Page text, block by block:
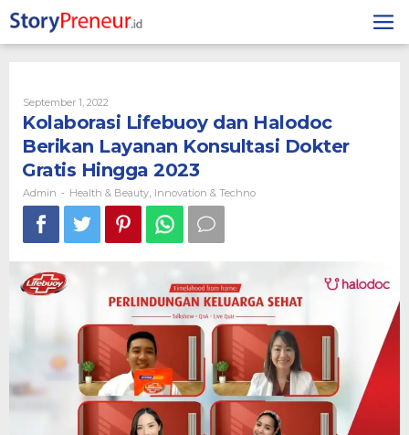
to
content
September 1, 2022
Admin
Kolaborasi Lifebuoy dan Halodoc
Berikan Layanan Konsultasi Dokter
Gratis Hingga 2023
Admin - Health & Beauty Innovation & Techno